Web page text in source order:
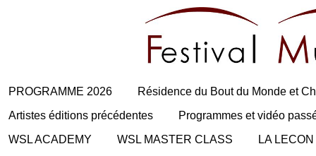
PROGRAMME 2026
Résidence du Bout du Monde et
Artistes éditions précédentes
Programmes et vidéo
WSL ACADEMY
WSL MASTER CLASS
LA